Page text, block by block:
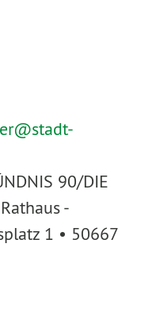
stadt-
90/DIE
-
1 • 50667